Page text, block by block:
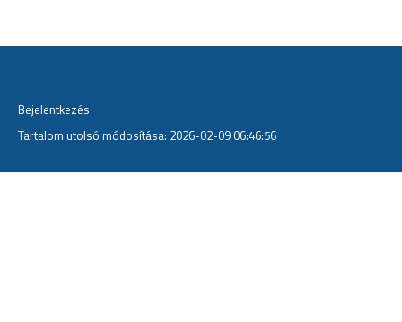
Bejelentkezés
Tartalom utolsó módosítása: 2026-02-09 06:46:56